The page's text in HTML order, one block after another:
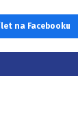
na Facebooku